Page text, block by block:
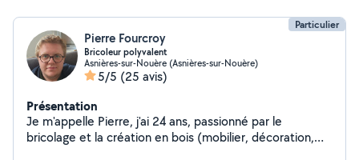
Particulier
Pierre Fourcroy
Bricoleur polyvalent
Asnières-sur-Nouère (Asnières-sur-Nouère)
5/5 (25 avis)
Présentation
Je m'appelle Pierre, j'ai 24 ans, passionné par le
bricolage et la création en bois (mobilier, décoration,